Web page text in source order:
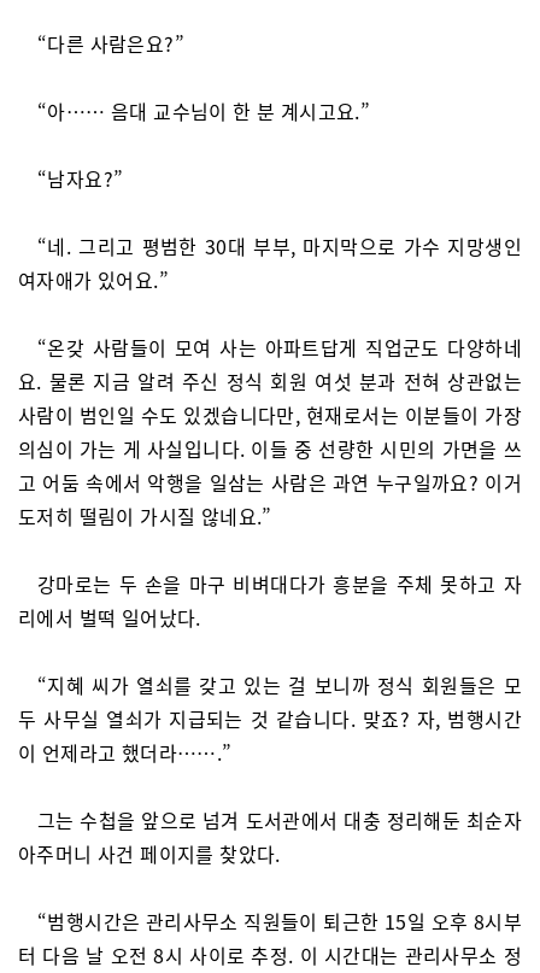
“다른 사람은요?”
“아…… 음대 교수님이 한 분 계시고요.”
“남자요?”
“네. 그리고 평범한 30대 부부, 마지막으로 가수 지망생인
여자애가 있어요.”
“온갖 사람들이 모여 사는 아파트답게 직업군도 다양하네
요. 물론 지금 알려 주신 정식 회원 여섯 분과 전혀 상관없는
사람이 범인일 수도 있겠습니다만, 현재로서는 이분들이 가장
의심이 가는 게 사실입니다. 이들 중 선량한 시민의 가면을 쓰
고 어둠 속에서 악행을 일삼는 사람은 과연 누구일까요? 이거
도저히 떨림이 가시질 않네요.”
강마로는 두 손을 마구 비벼대다가 흥분을 주체 못하고 자
리에서 벌떡 일어났다.
“지혜 씨가 열쇠를 갖고 있는 걸 보니까 정식 회원들은 모
두 사무실 열쇠가 지급되는 것 같습니다. 맞죠? 자, 범행시간
이 언제라고 했더라…….”
그는 수첩을 앞으로 넘겨 도서관에서 대충 정리해둔 최순자
아주머니 사건 페이지를 찾았다.
“범행시간은 관리사무소 직원들이 퇴근한 15일 오후 8시부
터 다음 날 오전 8시 사이로 추정. 이 시간대는 관리사무소 정